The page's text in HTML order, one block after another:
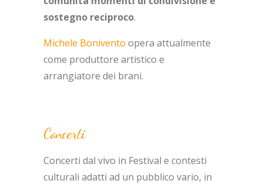
sostegno reciproco.
Michele Bonivento opera attualmente
come produttore artistico e
arrangiatore dei brani.
Concerti
Concerti dal vivo in Festival e contesti
culturali adatti ad un pubblico vario, in